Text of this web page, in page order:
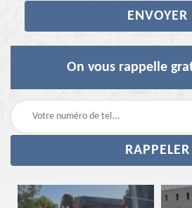
On vous rappelle